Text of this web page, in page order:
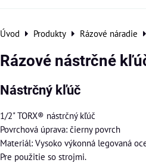
Úvod Produkty Rázové náradie
Rázové nástrčné
Nástrčný kľúč
1/2" TORX® nástrčný kľúč
Povrchová úprava: čierny povrch
Materiál: Vysoko výkonná legovaná
Pre použitie so strojmi.